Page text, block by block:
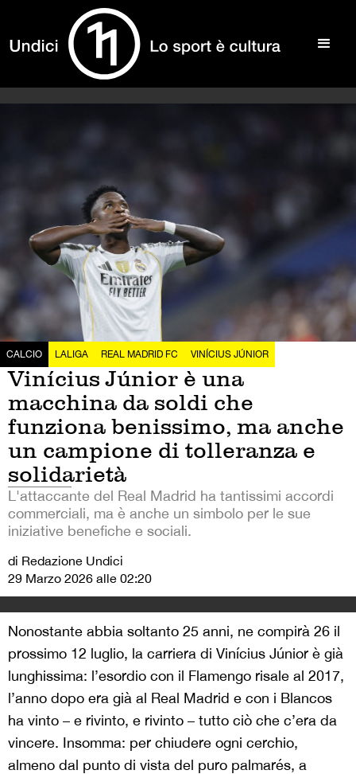
CALCIO LALIGA REAL MADRID FC VINÍCIUS JÚNIOR
Vinícius Júnior è una
macchina da soldi che
funziona benissimo, ma anche
un campione di tolleranza e
solidarietà
L'attaccante del Real Madrid ha tantissimi accordi
commerciali, ma è anche un simbolo per le sue
iniziative benefiche e sociali.
di Redazione Undici
29 Marzo 2026 alle 02:20
Nonostante abbia soltanto 25 anni, ne compirà 26 il
prossimo 12 luglio, la carriera di Vinícius Júnior è già
lunghissima: l’esordio con il Flamengo risale al 2017,
l’anno dopo era già al Real Madrid e con i Blancos
ha vinto – e rivinto, e rivinto – tutto ciò che c’era da
vincere. Insomma: per chiudere ogni cerchio,
almeno dal punto di vista del puro palmarés, a